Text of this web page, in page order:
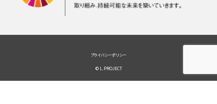
プライバシーポリシー
© L.PROJECT